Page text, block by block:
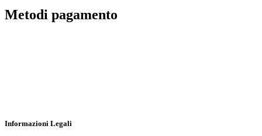
Metodi pagamento
Informazioni Legali